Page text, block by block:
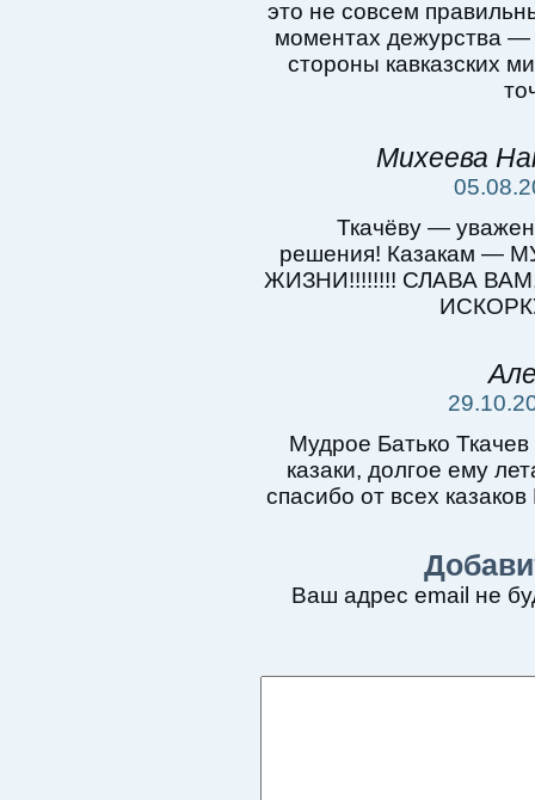
это не совсем
моментах дежурства —
стороны кавказских
Михеева
Ткачёву —
решения! Казакам —
ЖИЗНИ!!!!!!!! СЛАВА
Мудрое Батько
казаки, долгое ему
спасибо от всех
Ваш адрес email не